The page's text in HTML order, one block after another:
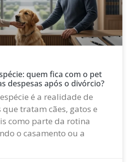
quem fica com o pet
despesas após o divórcio?
é a realidade de
tratam cães, gatos e
como parte da rotina
o casamento ou a